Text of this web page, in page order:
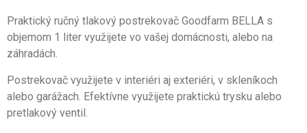
Praktický ručný tlakový postrekovač Goodfarm BELLA s
objemom 1 liter využijete vo vašej domácnosti, alebo na
záhradách.
Postrekovač využijete v interiéri aj exteriéri, v skleníkoch
alebo garážach. Efektívne využijete praktickú trysku alebo
pretlakový ventil.